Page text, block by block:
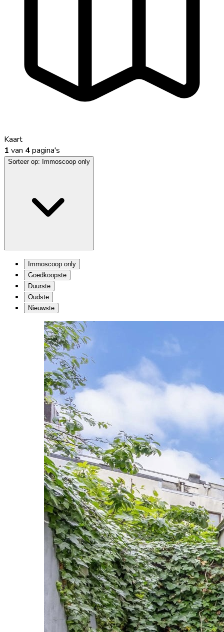
Kaart
1 van 4pagina's
Sorteer op: Immoscoop only
Immoscoop only
Goedkoopste
Duurste
Oudste
Nieuwste